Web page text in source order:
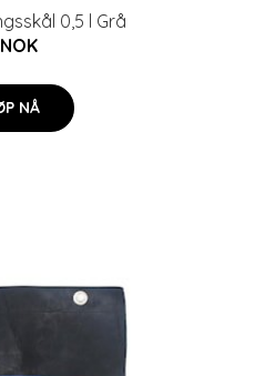
0,5 l Grå
NÅ